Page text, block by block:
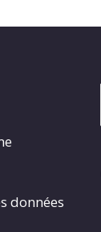
données